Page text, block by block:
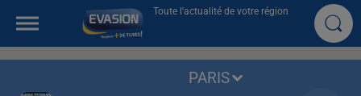
Toute l'actualité de votre région
PARIS